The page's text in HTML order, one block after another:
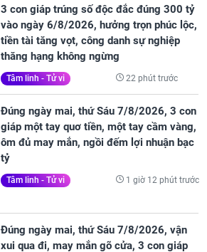
3 con giáp trúng số độc đắc đúng 300 tỷ
vào ngày 6/8/2026, hưởng trọn phúc lộc,
tiền tài tăng vọt, công danh sự nghiệp
thăng hạng không ngừng
Tâm linh - Tử vi 22 phút trước
Đúng ngày mai, thứ Sáu 7/8/2026, 3 con
giáp một tay quơ tiền, một tay cầm vàng,
ôm đủ may mắn, ngồi đếm lợi nhuận bạc
tỷ
Tâm linh - Tử vi 1 giờ 12 phút trước
Đúng ngày mai, thứ Sáu 7/8/2026, vận
xui qua đi, may mắn gõ cửa, 3 con giáp